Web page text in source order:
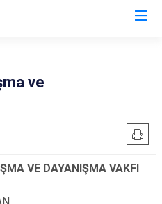
Yeşilli
ve
VE DAYANIŞMA VAKFI